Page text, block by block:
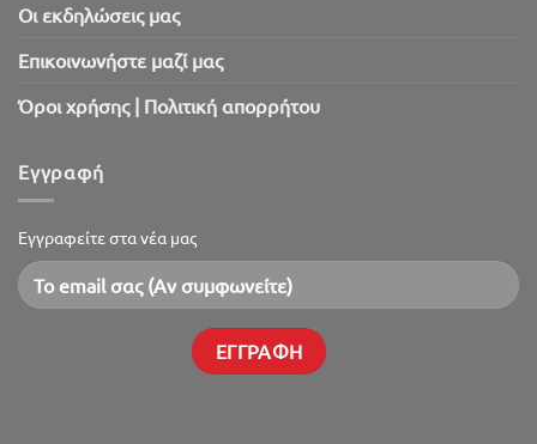
Oι εκδηλώσεις μας
Επικοινωνήστε μαζί μας
Όροι χρήσης | Πολιτική απορρήτου
Εγγραφή
Εγγραφείτε στα νέα μας